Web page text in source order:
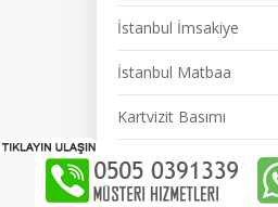
İstanbul İmsakiye
İstanbul Matbaa
Kartvizit Basımı
Magnet Baskı